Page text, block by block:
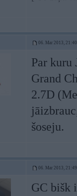
06. Mar 2013, 21:40
Par kuru
Grand
2.7D
šoseju.
06. Mar 2013, 21:49
GC bišk